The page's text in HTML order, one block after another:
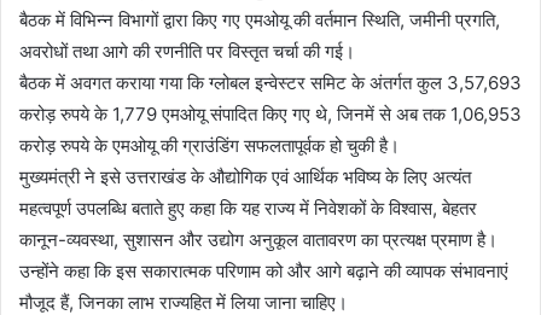
बैठक में विभिन्न विभागों द्वारा किए गए एमओयू की वर्तमान स्थिति, जमीनी प्रगति,
अवरोधों तथा आगे की रणनीति पर विस्तृत चर्चा की गई।
बैठक में अवगत कराया गया कि ग्लोबल इन्वेस्टर समिट के अंतर्गत कुल 3,57,693
करोड़ रुपये के 1,779 एमओयू संपादित किए गए थे, जिनमें से अब तक 1,06,953
करोड़ रुपये के एमओयू की ग्राउंडिंग सफलतापूर्वक हो चुकी है।
मुख्यमंत्री ने इसे उत्तराखंड के औद्योगिक एवं आर्थिक भविष्य के लिए अत्यंत
महत्वपूर्ण उपलब्धि बताते हुए कहा कि यह राज्य में निवेशकों के विश्वास, बेहतर
कानून-व्यवस्था, सुशासन और उद्योग अनुकूल वातावरण का प्रत्यक्ष प्रमाण है।
उन्होंने कहा कि इस सकारात्मक परिणाम को और आगे बढ़ाने की व्यापक संभावनाएं
मौजूद हैं, जिनका लाभ राज्यहित में लिया जाना चाहिए।